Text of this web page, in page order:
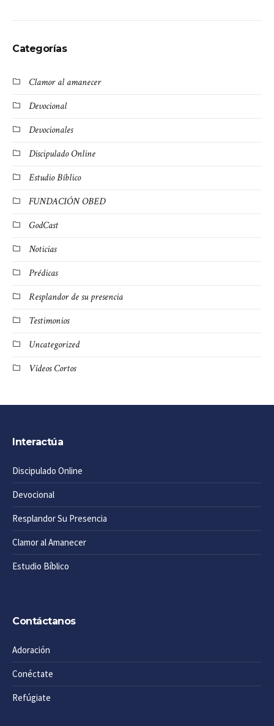
Categorías
Clamor al amanecer
Devocional
Devocionales
Discipulado Online
Estudio Bíblico
FUNDACIÓN OBED
GodCast
Noticias
Prédicas
Resplandor de su presencia
Testimonios
Uncategorized
Vídeos Cortos
Interactúa
Discipulado Online
Devocional
Resplandor Su Presencia
Clamor al Amanecer
Estudio Bíblico
Contáctanos
Adoración
Conéctate
Refúgiate